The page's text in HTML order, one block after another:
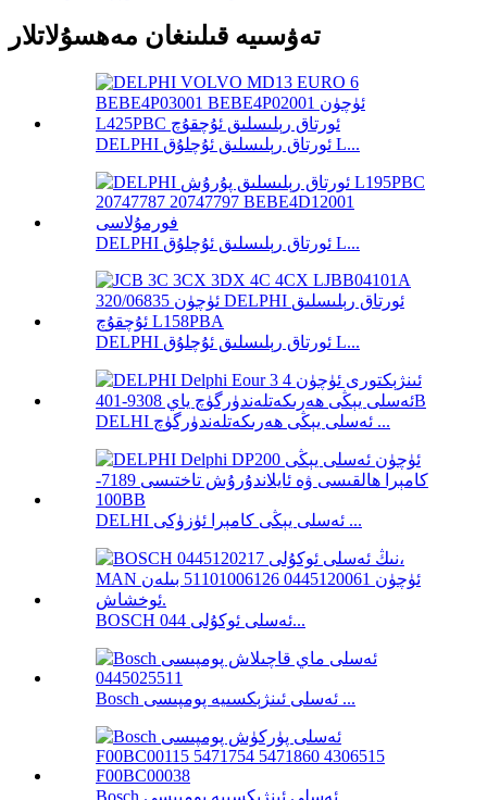
تەۋسىيە قىلىنغان مەھسۇلاتلار
DELPHI ئورتاق رېلىسلىق ئۇچلۇق L...
DELPHI ئورتاق رېلىسلىق ئۇچلۇق L...
DELPHI ئورتاق رېلىسلىق ئۇچلۇق L...
DELHI ئەسلى يېڭى ھەرىكەتلەندۈرگۈچ ...
DELHI ئەسلى يېڭى كامېرا ئۈزۈكى ...
BOSCH ئەسلى ئوكۇلى 044...
Bosch ئەسلى ئىنژېكسىيە پومپىسى ...